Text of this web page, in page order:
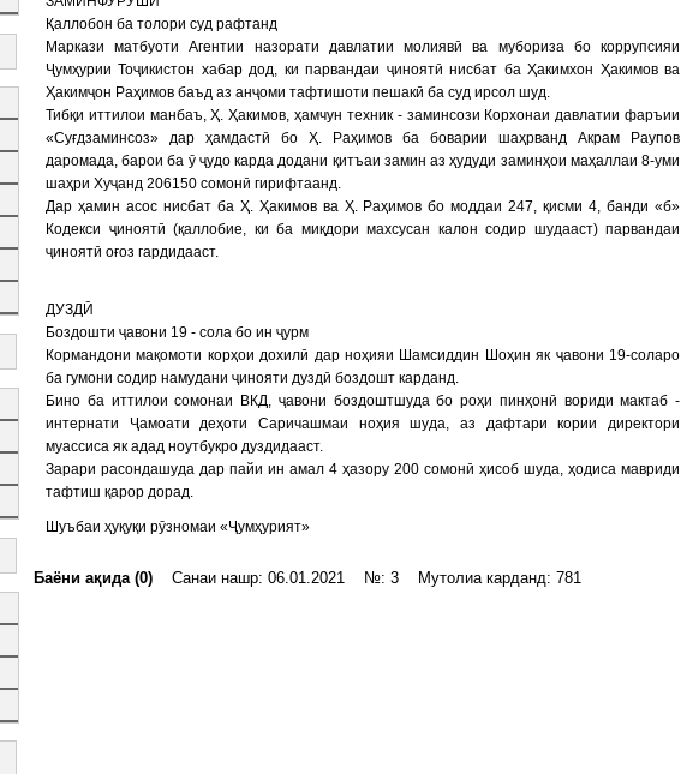
Қаллобон ба толори суд рафтанд
Маркази матбуоти Агентии назорати давлатии молиявӣ ва мубориза бо коррупсияи
Ҷумҳурии Тоҷикистон хабар дод, ки парвандаи ҷиноятӣ нисбат ба Ҳакимхон Ҳакимов ва
Ҳакимҷон Раҳимов баъд аз анҷоми тафтишоти пешакӣ ба суд ирсол шуд.
Тибқи иттилои манбаъ, Ҳ. Ҳакимов, ҳамчун техник - заминсози Корхонаи давлатии фаръии
«Суғдзаминсоз» дар ҳамдастӣ бо Ҳ. Раҳимов ба боварии шаҳрванд Акрам Раупов
даромада, барои ба ӯ ҷудо карда додани қитъаи замин аз ҳудуди заминҳои маҳаллаи 8-уми
шаҳри Хуҷанд 206150 сомонӣ гирифтаанд.
Дар ҳамин асос нисбат ба Ҳ. Ҳакимов ва Ҳ. Раҳимов бо моддаи 247, қисми 4, банди «б»
Кодекси ҷиноятӣ (қаллобие, ки ба миқдори махсусан калон содир шудааст) парвандаи
ҷиноятӣ оғоз гардидааст.
ДУЗДӢ
Боздошти ҷавони 19 - сола бо ин ҷурм
Кормандони мақомоти корҳои дохилӣ дар ноҳияи Шамсиддин Шоҳин як ҷавони 19-соларо
ба гумони содир намудани ҷинояти дуздӣ боздошт карданд.
Бино ба иттилои сомонаи ВКД, ҷавони боздоштшуда бо роҳи пинҳонӣ вориди мактаб -
интернати Ҷамоати деҳоти Саричашмаи ноҳия шуда, аз дафтари кории директори
муассиса як адад ноутбукро дуздидааст.
Зарари расондашуда дар пайи ин амал 4 ҳазору 200 сомонӣ ҳисоб шуда, ҳодиса мавриди
тафтиш қарор дорад.
Шуъбаи ҳуқуқи рӯзномаи «Ҷумҳурият»
Баёни ақида (0) Санаи нашр: 06.01.2021 №: 3 Мутолиа карданд: 781